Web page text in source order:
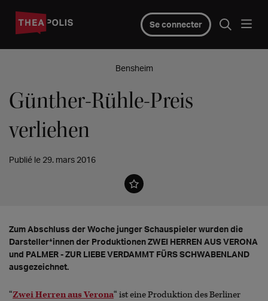
Se connecter
Bensheim
Günther-Rühle-Preis
verliehen
Publié le 29. mars 2016
Zum Abschluss der Woche junger Schauspieler wurden die
Darsteller*innen der Produktionen ZWEI HERREN AUS VERONA
und PALMER - ZUR LIEBE VERDAMMT FÜRS SCHWABENLAND
ausgezeichnet.
“Zwei Herren aus Verona“ ist eine Produktion des Berliner